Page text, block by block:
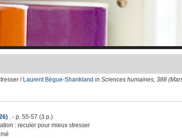
/ Laurent Bègue-Shankland in Sciences humaines, 388
. - p. 55-57 (3 p.)
: reculer pour mieux stresser